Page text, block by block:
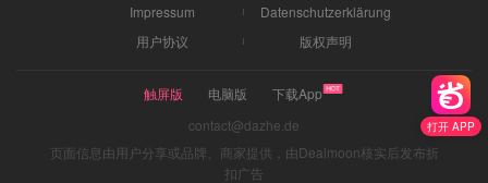
打开 APP
Impressum
Datenschutzerklärung
用户协议
版权声明
触屏版 电脑版
下载App
contact@dazhe.de
页面信息由用户分享或品牌、商家提供，由Dealmoon核实后发布折
扣广告